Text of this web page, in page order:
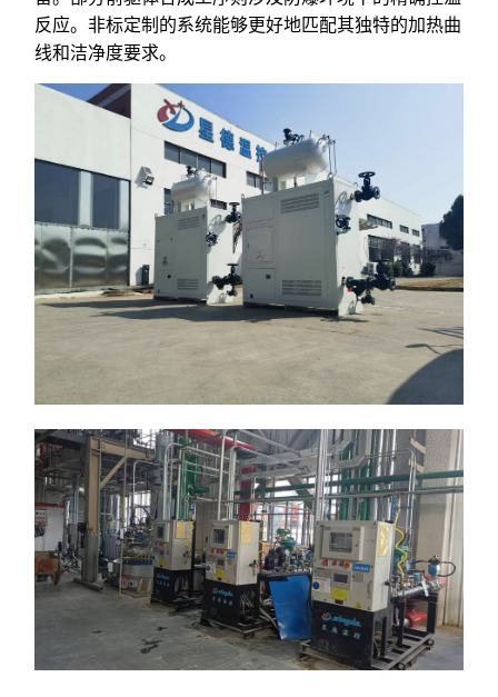
反应。非标定制的系统能够更好地匹配其独特的加热曲
线和洁净度要求。